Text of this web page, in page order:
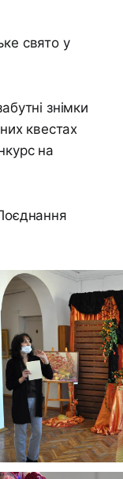
свято у
знімки
квестах
на